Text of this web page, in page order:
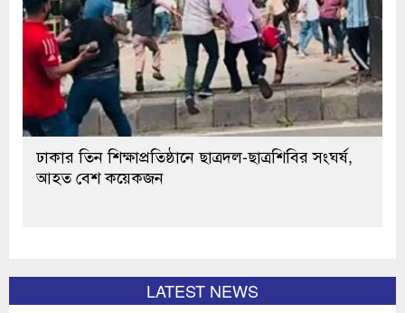
ঢাকার তিন শিক্ষাপ্রতিষ্ঠানে ছাত্রদল-ছাত্রশিবির সংঘর্ষ,
আহত বেশ কয়েকজন
LATEST NEWS